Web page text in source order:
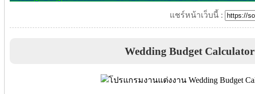
แชร์หน้าเว็บนี้ :
Wedding Budget Calculator